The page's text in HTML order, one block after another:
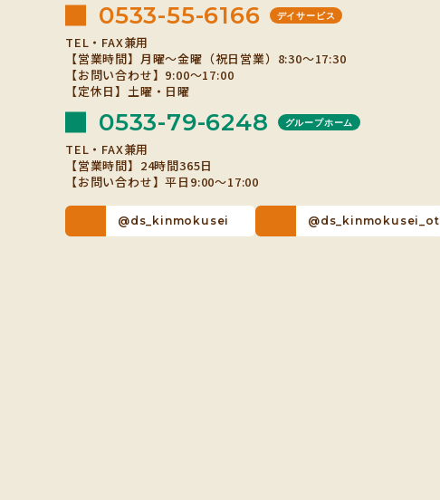
0533-55-6166 デイサービス
TEL・FAX兼用
【営業時間】月曜～金曜（祝日営業）8:30～17:30
【お問い合わせ】9:00～17:00
【定休日】土曜・日曜
0533-79-6248 グループホーム
TEL・FAX兼用
【営業時間】24時間365日
【お問い合わせ】平日9:00～17:00
@ds_kinmokusei @ds_kinmokusei_ot